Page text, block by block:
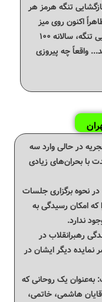
تنگه هرمز هر
اکنون روی میز
است، قرار است در ازای بازگشایی تنگه، سالانه ۱۰۰
واقعاً چه پیروزی
در حالی وارد سه
بحران‌های زیادی
در نحوه برگزاری جلسات
امکان رسیدگی به
ندارد.
رهبرانقلاب در
نمایده دیگر ایشان در
به‌عنوان یک روحانی که
هاشمی، خاتمی،